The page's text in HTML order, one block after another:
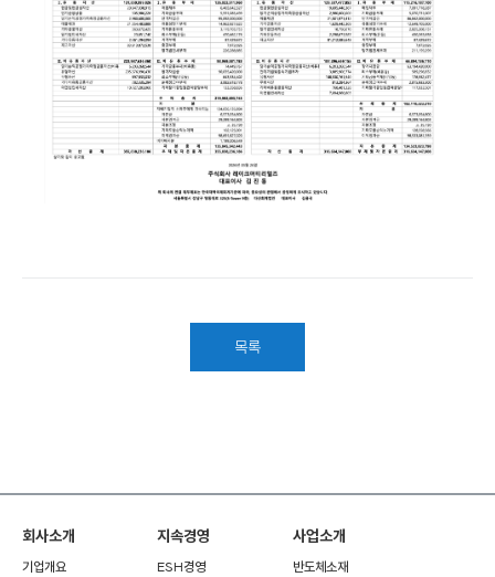
목록
회사소개
기업개요
지속경영
ESH경영
사업소개
반도체소재